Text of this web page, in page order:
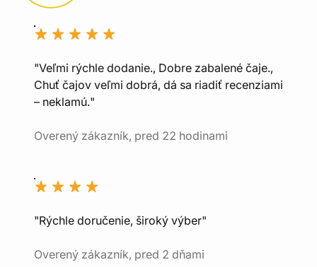
"Veľmi rýchle dodanie., Dobre zabalené čaje.,
Chuť čajov veľmi dobrá, dá sa riadiť recenziami
– neklamú."
Overený zákazník, pred 22 hodinami
"Rýchle doručenie, široký výber"
Overený zákazník, pred 2 dňami